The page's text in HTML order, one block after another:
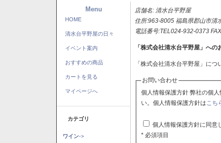
Menu
HOME
清水台平野屋の日々
イベント案内
おすすめの商品
カートを見る
マイページへ
カテゴリ
ワイン->
店舗名: 清水台平野屋
住所:963-8005 福島県郡山市清
電話番号:TEL024-932-0373
「株式会社清水台平野屋」への
「株式会社清水台平野屋」に
お問い合わせ
個人情報保護方針 弊社の個人情報保護方針に同意される場合はチェックボックスをクリックしてくださ
い。個人情報保護方針はこち
個人情報保護方針に同意
* 必須項目